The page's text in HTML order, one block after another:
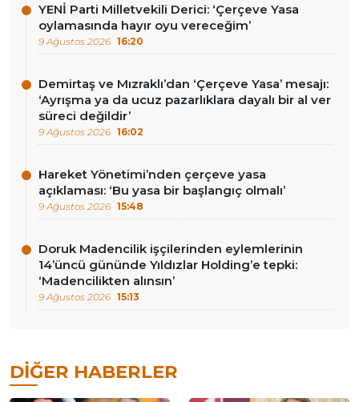
YENİ Parti Milletvekili Derici: ‘Çerçeve Yasa
oylamasında hayır oyu vereceğim’
9 Ağustos 2026 16:20
Demirtaş ve Mızraklı’dan ‘Çerçeve Yasa’ mesajı:
‘Ayrışma ya da ucuz pazarlıklara dayalı bir al ver
süreci değildir’
9 Ağustos 2026 16:02
Hareket Yönetimi’nden çerçeve yasa
açıklaması: ‘Bu yasa bir başlangıç olmalı’
9 Ağustos 2026 15:48
Doruk Madencilik işçilerinden eylemlerinin
14’üncü gününde Yıldızlar Holding’e tepki:
‘Madencilikten alınsın’
9 Ağustos 2026 15:13
DIĞER HABERLER